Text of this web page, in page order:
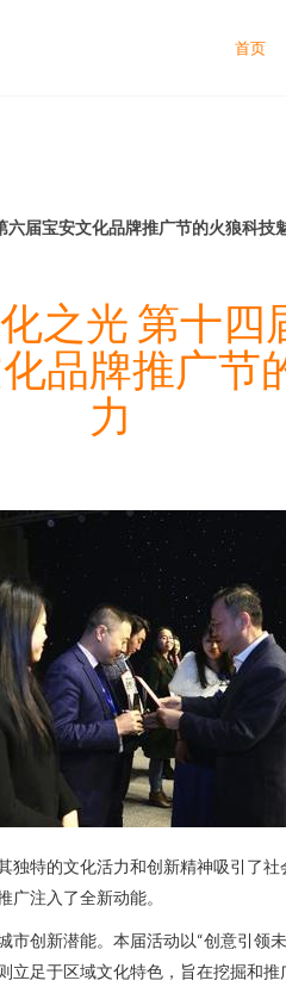
首页
届宝安文化品牌推广节的火狼科技
之光 第十四
品牌推广节
力
特的文化活力和创新精神吸引了
注入了全新动能。
创新潜能。本届活动以“创意引领
足于区域文化特色，旨在挖掘和